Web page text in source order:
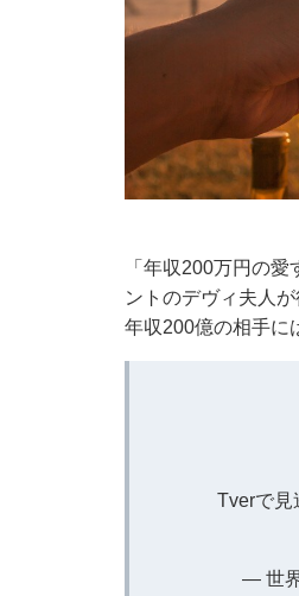
「年収200万円の
ントのデヴィ夫人
年収200億の相手に
Tverで見
— 世